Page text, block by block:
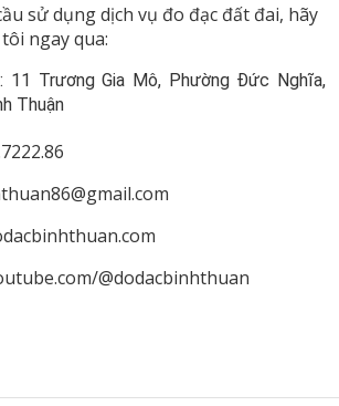
sử dụng dịch vụ đo đạc đất đai, hãy
ngay qua:
11 Trương Gia Mô, Phường Đức Nghĩa,
Thuận
@dodacbinhthuan